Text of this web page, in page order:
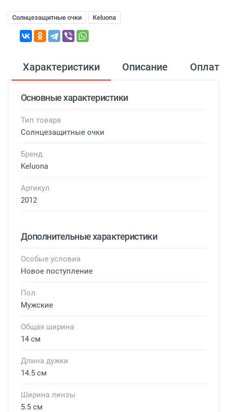
Солнцезащитные очки Keluona
Характеристики Описание Оплата
Основные характеристики
Тип товара
Солнцезащитные очки
Бренд
Keluona
Артикул
2012
Дополнительные характеристики
Особые условия
Новое поступление
Пол
Мужские
Общая ширина
14 см
Длина дужки
14.5 см
Ширина линзы
5.5 см